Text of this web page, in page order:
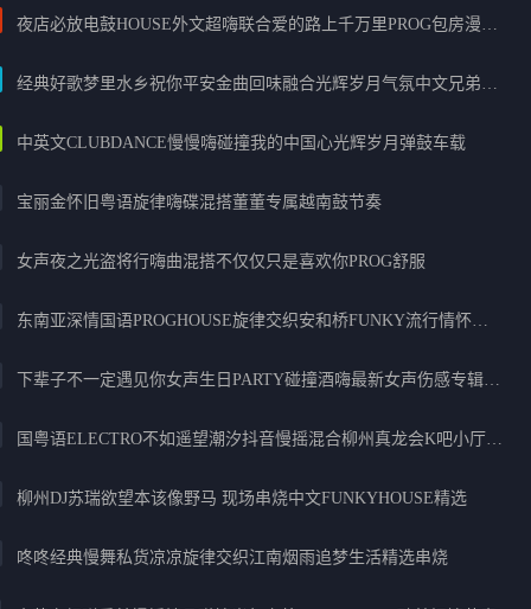
夜店必放电鼓HOUSE外文超嗨联合爱的路上千万里PROG包房漫步上头
经典好歌梦里水乡祝你平安金曲回味融合光辉岁月气氛中文兄弟串烧
中英文CLUBDANCE慢慢嗨碰撞我的中国心光辉岁月弹鼓车载
宝丽金怀旧粤语旋律嗨碟混搭董董专属越南鼓节奏
女声夜之光盗将行嗨曲混搭不仅仅只是喜欢你PROG舒服
东南亚深情国语PROGHOUSE旋律交织安和桥FUNKY流行情怀串烧
下辈子不一定遇见你女声生日PARTY碰撞酒嗨最新女声伤感专辑实录
国粤语ELECTRO不如遥望潮汐抖音慢摇混合柳州真龙会K吧小厅小康混音
柳州DJ苏瑞欲望本该像野马 现场串烧中文FUNKYHOUSE精选
咚咚经典慢舞私货凉凉旋律交织江南烟雨追梦生活精选串烧